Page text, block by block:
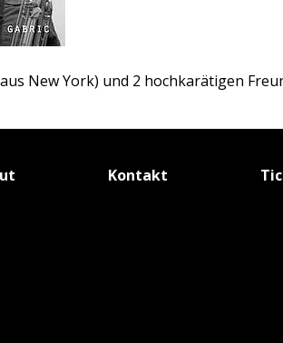
New York) und 2 hochkarätigen
Kontakt